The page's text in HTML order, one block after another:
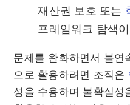
재산권 보호 또는
프레임워크 탐색
문제를 완화하면서 불연
으로 활용하려면 조직은
성을 수용하며 불확실성